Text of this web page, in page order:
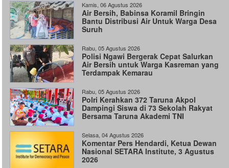
Kamis, 06 Agustus 2026
Air Bersih, Babinsa Koramil Bringin
Bantu Distribusi Air Untuk Warga Desa
Suruh
Rabu, 05 Agustus 2026
Polisi Ngawi Bergerak Cepat Salurkan
Air Bersih untuk Warga Kasreman yang
Terdampak Kemarau
Rabu, 05 Agustus 2026
Polri Kerahkan 372 Taruna Akpol
Dampingi Siswa di 73 Sekolah Rakyat
Bersama Taruna Akademi TNI
Selasa, 04 Agustus 2026
Komentar Pers Hendardi, Ketua Dewan
Nasional SETARA Institute, 3 Agustus
2026